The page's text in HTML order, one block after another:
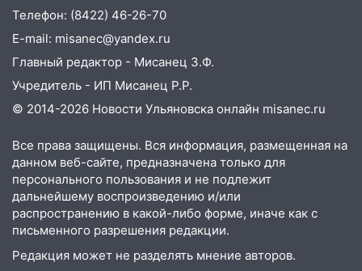
09:52 Ночью беспилотники сбили над
соседними Татарстаном и Саратовской
областью
09:41 Диана Шурыгина уверовала в
Бога в СИЗО
будут судить за неуплату налогов на 48
млн рублей
08:22 Подросток на питбайке сбил
велосипедистку: пострадали двое
07:20 Жара возвращается: ожидается
знойный и сухой четверг
Телефон: (8422) 46-26-70
E-mail: misanec@yandex.ru
Главный редактор - Мисанец З.Ф.
Учредитель - ИП Мисанец Р.Р.
© 2014-2026 Новости Ульяновска онлайн misanec.ru
Все права защищены. Вся информация, размещенная на
данном веб-сайте, предназначена только для
персонального пользования и не подлежит
дальнейшему воспроизведению и/или
распространению в какой-либо форме, иначе как с
письменного разрешения редакции.
Редакция может не разделять мнение авторов.